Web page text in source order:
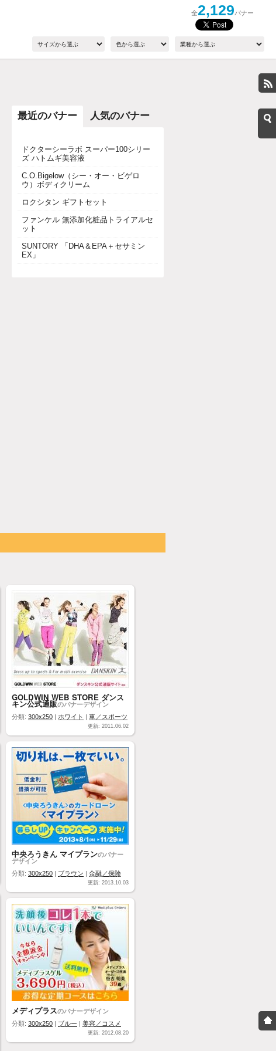
全2,129バナー
最近のバナー 人気のバナー
ドクターシーラボ スーパー100シリー
ズ ハトムギ美容液
C.O.Bigelow（シー・オー・ビゲロ
ウ）ボディクリーム
ロクシタン ギフトセット
ファンケル 無添加化粧品トライアルセ
ット
SUNTORY 「DHA＆EPA＋セサミン
EX」
GOLDWIN WEB STORE ダンス
キン公式通販のバナーデザイン
分類: 300x250 | ホワイト | 車／スポーツ
更新: 2011.06.02
中央ろうきん マイプランのバナー
デザイン
分類: 300x250 | ブラウン | 金融／保険
更新: 2013.10.03
メディプラスのバナーデザイン
分類: 300x250 | ブルー | 美容／コスメ
更新: 2012.08.20